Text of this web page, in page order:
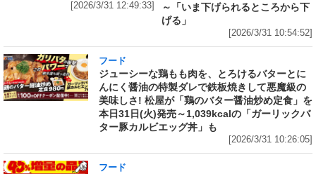
[2026/3/31 12:49:33]
～「いま下げられるところから下
げる」
[2026/3/31 10:54:52]
フード
ジューシーな鶏もも肉を、とろけるバターとに
んにく醤油の特製ダレで鉄板焼きして悪魔級の
美味しさ! 松屋が「鶏のバター醤油炒め定食」を
本日31日(火)発売～1,039kcalの「ガーリックバ
ター豚カルビエッグ丼」も
[2026/3/31 10:26:05]
フード